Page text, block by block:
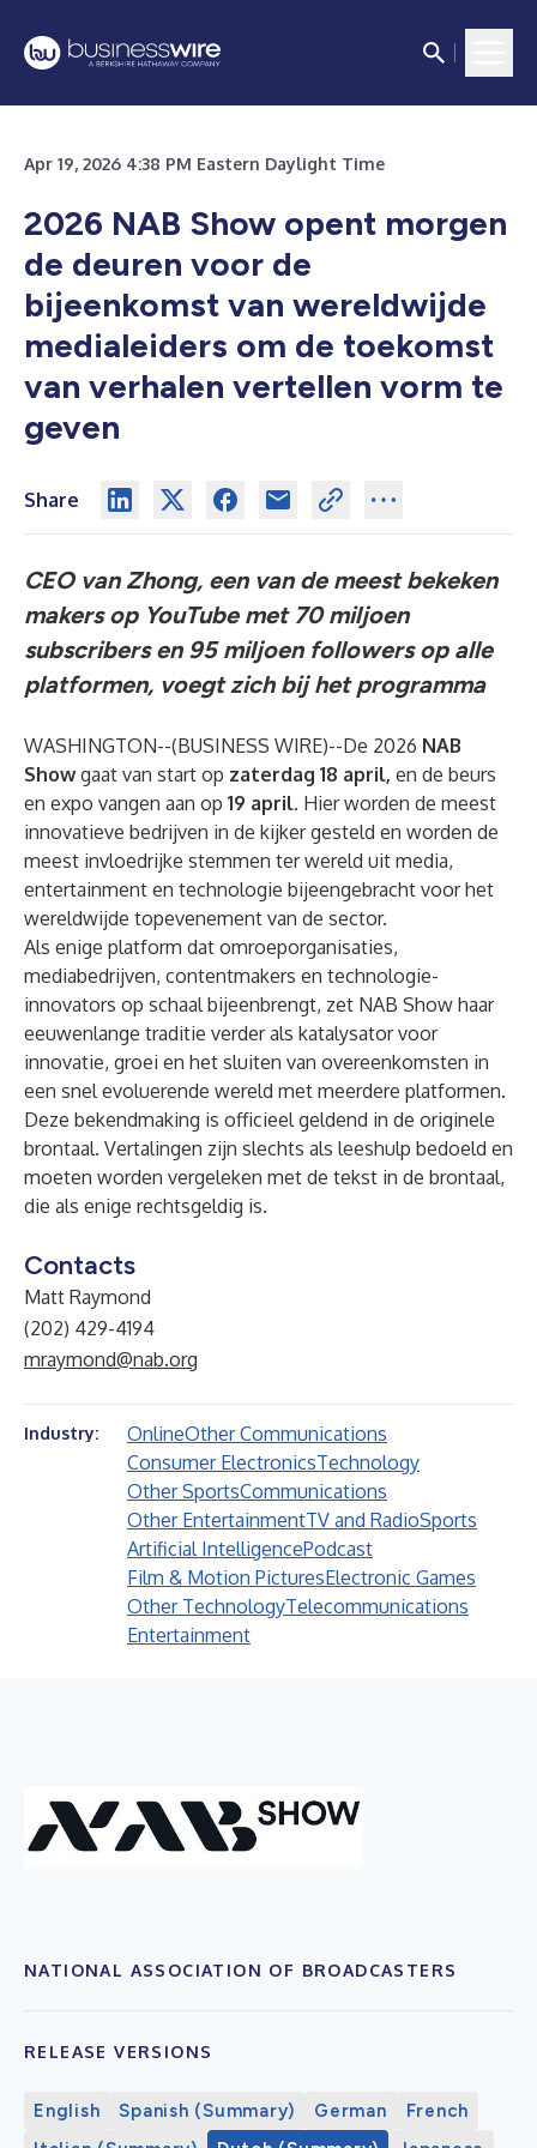
Apr 19, 2026 4:38 PM Eastern Daylight Time
2026 NAB Show opent morgen
de deuren voor de
bijeenkomst van wereldwijde
medialeiders om de toekomst
van verhalen vertellen vorm te
geven
Share
CEO van Zhong, een van de meest bekeken
makers op YouTube met 70 miljoen
subscribers en 95 miljoen followers op alle
platformen, voegt zich bij het programma
WASHINGTON--(BUSINESS WIRE)--De 2026 NAB
Showgaat van start op zaterdag 18 april, en de beurs
en expo vangen aan op 19 april. Hier worden de meest
innovatieve bedrijven in de kijker gesteld en worden de
meest invloedrijke stemmen ter wereld uit media,
entertainment en technologie bijeengebracht voor het
wereldwijde topevenement van de sector.
Als enige platform dat omroeporganisaties,
mediabedrijven, contentmakers en technologie-
innovators op schaal bijeenbrengt, zet NAB Show haar
eeuwenlange traditie verder als katalysator voor
innovatie, groei en het sluiten van overeenkomsten in
een snel evoluerende wereld met meerdere platformen.
Deze bekendmaking is officieel geldend in de originele
brontaal. Vertalingen zijn slechts als leeshulp bedoeld en
moeten worden vergeleken met de tekst in de brontaal,
die als enige rechtsgeldig is.
Contacts
Matt Raymond
(202) 429-4194
mraymond@nab.org
Industry: OnlineOther Communications
Consumer ElectronicsTechnology
Other SportsCommunications
Other EntertainmentTV and RadioSports
Artificial IntelligencePodcast
Film & Motion PicturesElectronic Games
Other TechnologyTelecommunications
Entertainment
NATIONAL ASSOCIATION OF BROADCASTERS
RELEASE VERSIONS
English Spanish (Summary) German
French